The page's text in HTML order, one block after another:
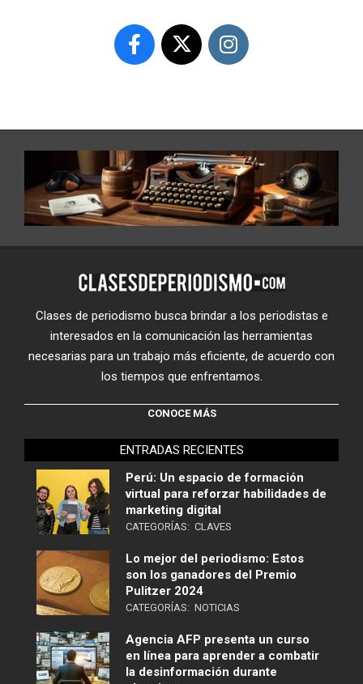
Clases de periodismo busca brindar a los periodistas e
interesados en la comunicación las herramientas
necesarias para un trabajo más eficiente, de acuerdo con
los tiempos que enfrentamos.
CONOCE MÁS
ENTRADAS RECIENTES
Perú: Un espacio de formación
virtual para reforzar habilidades de
marketing digital
CATEGORÍAS: CLAVES
Lo mejor del periodismo: Estos
son los ganadores del Premio
Pulitzer 2024
CATEGORÍAS: NOTICIAS
Agencia AFP presenta un curso
en línea para aprender a combatir
la desinformación durante